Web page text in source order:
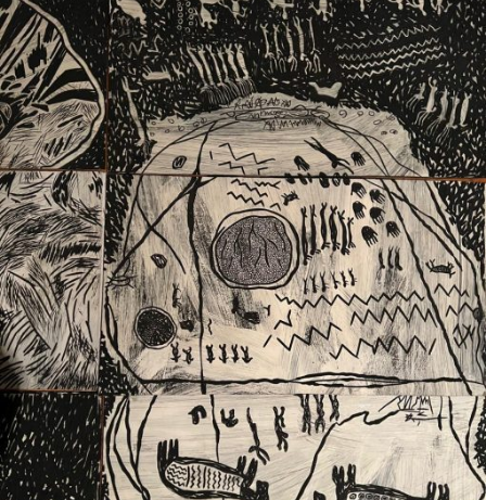
Configuración de cookies
Universidad de los Andes | Vigilada Mineducación.
Reconocimiento como universidad: Decreto 1297 del 30
de mayo de 1964. Reconocimiento de personería jurídica:
Resolución 28 del 23 de febrero de 1949, Minjusticia.
Acreditación institucional de alta calidad, 10 años:
Resolución 000194 del 16 de enero del 2025.
Ext. 2626
Posgrados
Ext. 4925
Educación
Continua
Ext. 4795